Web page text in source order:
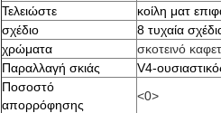
Τελειώστε
κοίλη ματ
σχέδιο
8 τυχαία
χρώματα
σκοτεινό
Παραλλαγή σκιάς
V4-
Ποσοστό
απορρόφησης
<0>